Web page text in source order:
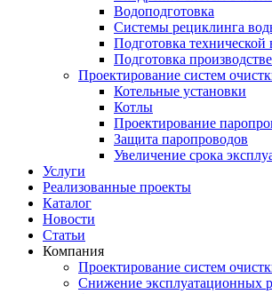
Водоподготовка
Системы рециклинга
Подготовка технической
Подготовка
Проектирование систем
Котельные установки
Котлы
Проектирование
Защита паропроводов
Увеличение срока
Услуги
Реализованные проекты
Каталог
Новости
Статьи
Компания
Проектирование систем
Снижение эксплуатационных